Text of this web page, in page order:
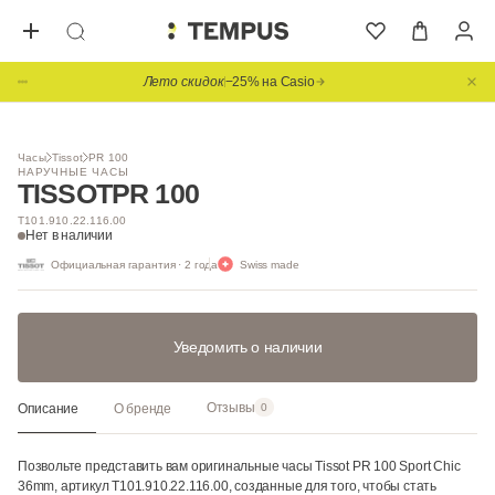
Лето скидок−25% на Casio
Часы Tissot PR 100
НАРУЧНЫЕ ЧАСЫ
TISSOTPR 100
T101.910.22.116.00
Нет в наличии
Официальная гарантия · 2 года Swiss made
SWISS MADE
1/ 9
Уведомить о наличии
Описание О бренде Отзывы 0
Позвольте представить вам оригинальные часы Tissot PR 100 Sport Chic
36mm, артикул T101.910.22.116.00, созданные для того, чтобы стать